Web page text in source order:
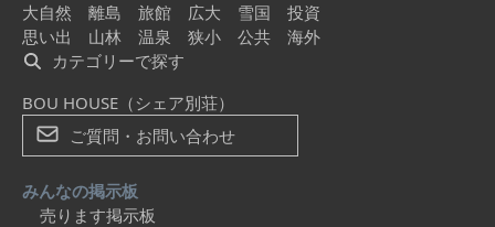
大自然
離島 旅館 広大 雪国
投資
思い出
山林 温泉 狭小 公共
海外
カテゴリーで探す
BOU HOUSE（シェア別荘）
ご質問・お問い合わせ
みんなの掲示板
売ります掲示板